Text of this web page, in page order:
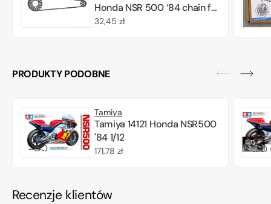
Honda NSR 500 ‘84 chain for
Tamiya 14121 1/12
Cena
32,45 zł
PRODUKTY PODOBNE
Tamiya
Tamiya 14121 Honda NSR500
'84 1/12
Cena
171,78 zł
Recenzje klientów